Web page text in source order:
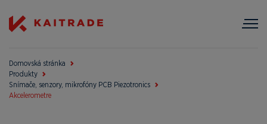
Domovská stránka
Produkty
Snímače, senzory, mikrofóny PCB Piezotronics
Akcelerometre